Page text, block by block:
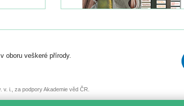
nebo
oboru veškeré přírody.
i., za podpory Akademie věd ČR.